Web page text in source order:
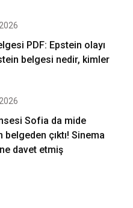
PDF: Epstein olayı
belgesi nedir, kimler
Sofia da mide
belgeden çıktı! Sinema
davet etmiş